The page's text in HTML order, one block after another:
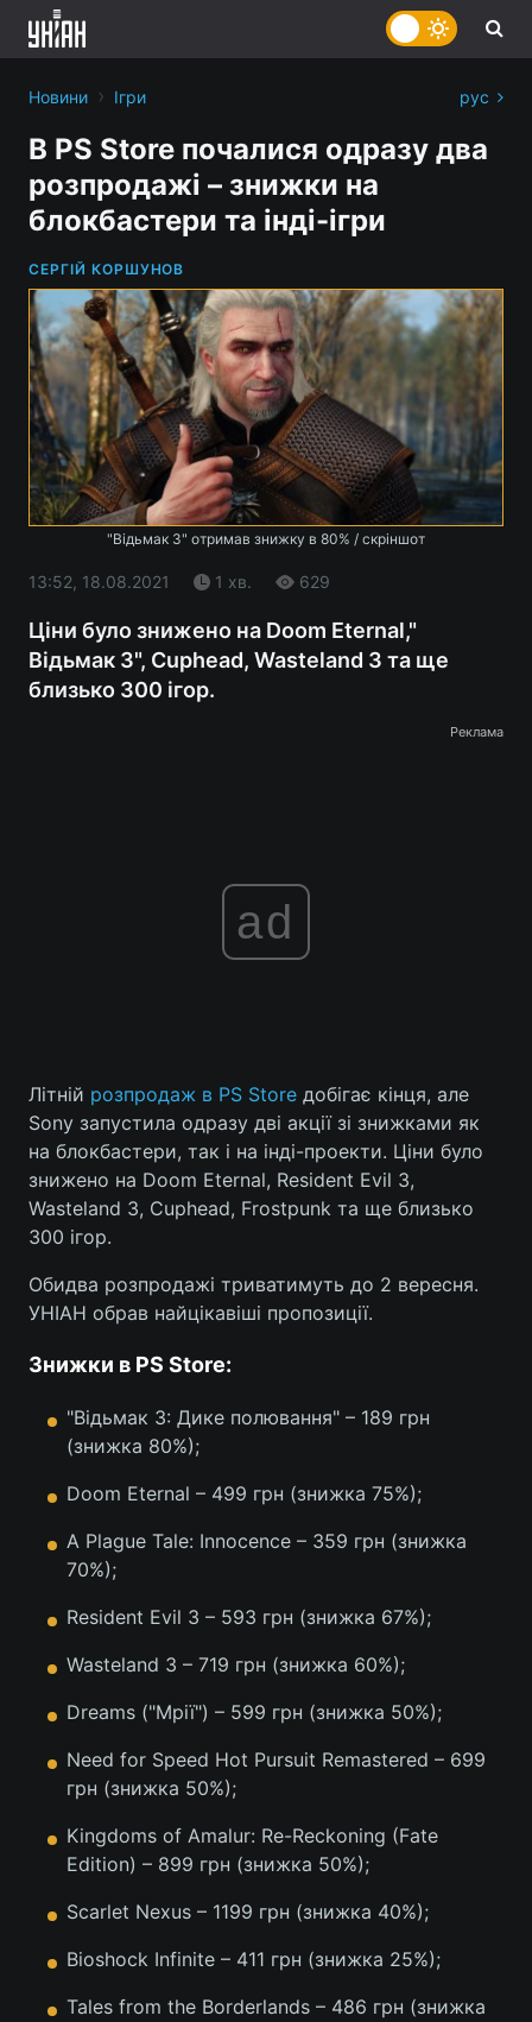
Головна Війна
Україна Політика
Спорт Наука
Техно і зв'язок
Зброя Інциденти
Цікавинки Погода
Екологія
Відео з Youtube Статті
Інтерв'ю Думки
Контакти
Послуги
Новини › Ігри рус
В PS Store почалися одразу два
розпродажі – знижки на
блокбастери та інді-ігри
СЕРГІЙ КОРШУНОВ
"Відьмак 3" отримав знижку в 80% / скріншот
13:52, 18.08.2021 1 хв. 629
Ціни було знижено на Doom Eternal,"
Відьмак 3", Cuphead, Wasteland 3 та ще
близько 300 ігор.
Реклама
ad
Літній розпродаж в PS Store добігає кінця, але
Sony запустила одразу дві акції зі знижками як
на блокбастери, так і на інді-проекти. Ціни було
знижено на Doom Eternal, Resident Evil 3,
Wasteland 3, Cuphead, Frostpunk та ще близько
300 ігор.
Обидва розпродажі триватимуть до 2 вересня.
УНІАН обрав найцікавіші пропозиції.
Знижки в PS Store:
"Відьмак 3: Дике полювання" – 189 грн
(знижка 80%);
Doom Eternal – 499 грн (знижка 75%);
A Plague Tale: Innocence – 359 грн (знижка
70%);
Resident Evil 3 – 593 грн (знижка 67%);
Wasteland 3 – 719 грн (знижка 60%);
Dreams ("Мрії") – 599 грн (знижка 50%);
Need for Speed Hot Pursuit Remastered – 699
грн (знижка 50%);
Kingdoms of Amalur: Re-Reckoning (Fate
Edition) – 899 грн (знижка 50%);
Scarlet Nexus – 1199 грн (знижка 40%);
Bioshock Infinite – 411 грн (знижка 25%);
Tales from the Borderlands – 486 грн (знижка